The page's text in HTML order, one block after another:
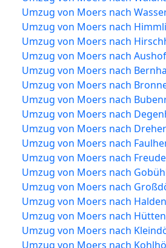
Umzug von Moers nach
Umzug von Moers nach
Umzug von Moers nach
Umzug von Moers nach Aushof
Umzug von Moers nach
Umzug von Moers nach
Umzug von Moers nach
Umzug von Moers nach
Umzug von Moers nach
Umzug von Moers nach
Umzug von Moers nach
Umzug von Moers nach
Umzug von Moers nach
Umzug von Moers nach
Umzug von Moers nach
Umzug von Moers nach
Umzug von Moers nach